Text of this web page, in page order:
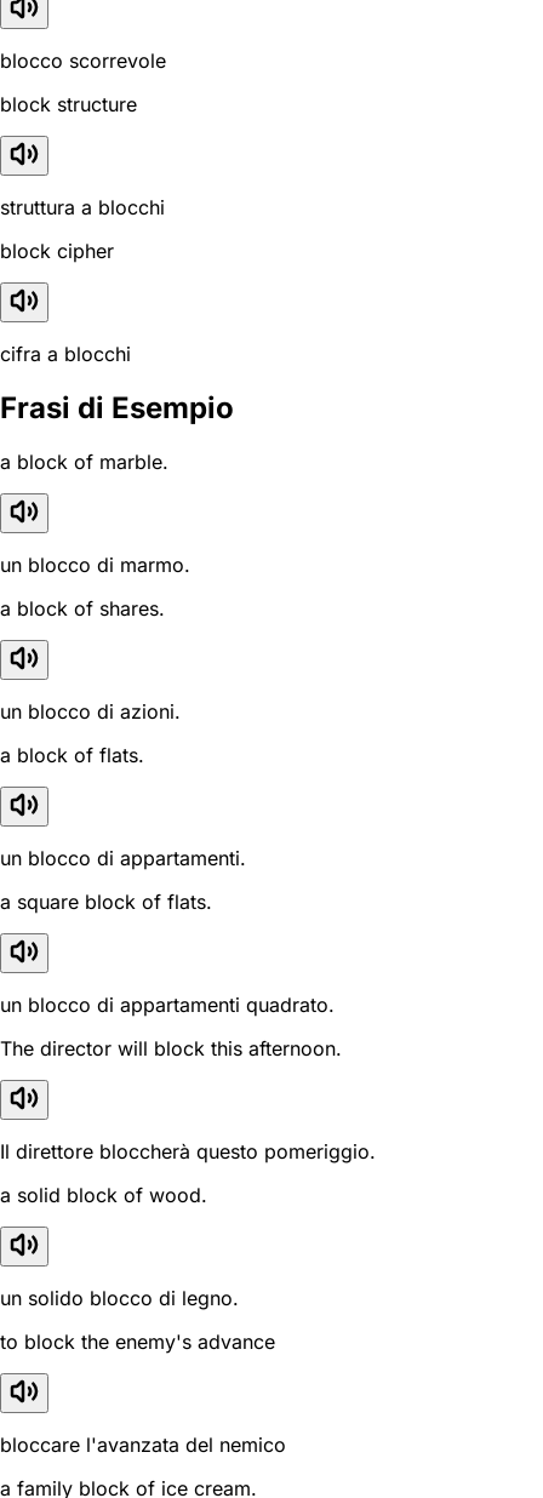
blocco scorrevole
block structure
struttura a blocchi
block cipher
cifra a blocchi
Frasi di Esempio
a block of marble.
un blocco di marmo.
a block of shares.
un blocco di azioni.
a block of flats.
un blocco di appartamenti.
a square block of flats.
un blocco di appartamenti quadrato.
The director will block this afternoon.
Il direttore bloccherà questo pomeriggio.
a solid block of wood.
un solido blocco di legno.
to block the enemy's advance
bloccare l'avanzata del nemico
a family block of ice cream.